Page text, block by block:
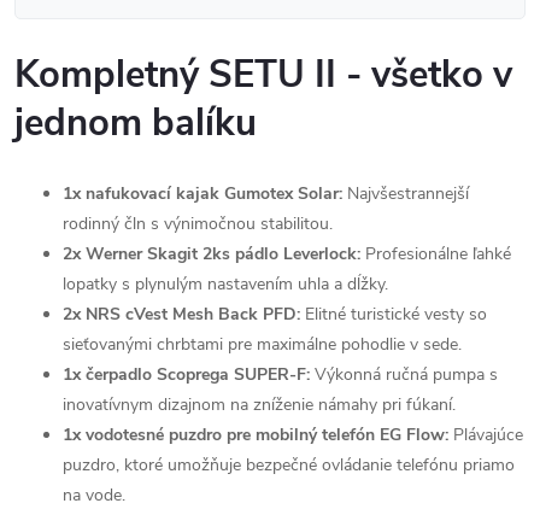
Kompletný SETU II - všetko v
jednom balíku
1x nafukovací kajak Gumotex Solar: Najvšestrannejší
rodinný čln s výnimočnou stabilitou.
2x Werner Skagit 2ks pádlo Leverlock: Profesionálne ľahké
lopatky s plynulým nastavením uhla a dĺžky.
2x NRS cVest Mesh Back PFD: Elitné turistické vesty so
sieťovanými chrbtami pre maximálne pohodlie v sede.
1x čerpadlo Scoprega SUPER-F: Výkonná ručná pumpa s
inovatívnym dizajnom na zníženie námahy pri fúkaní.
1x vodotesné puzdro pre mobilný telefón EG Flow: Plávajúce
puzdro, ktoré umožňuje bezpečné ovládanie telefónu priamo
na vode.